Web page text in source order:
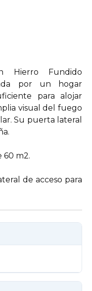
Hierro Fundido
por un hogar
para alojar
visual del fuego
Su puerta lateral
60 m2.
de acceso para